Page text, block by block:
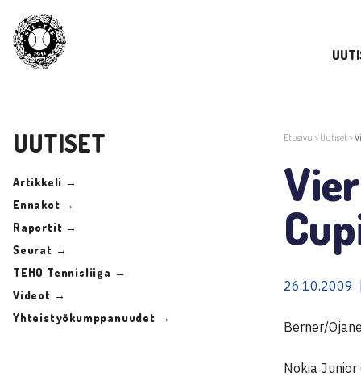
UUTISET
Artikkeli →
Ennakot →
Raportit →
Seurat →
TEHO Tennisliiga →
Videot →
Yhteistyökumppanuudet →
Etusivu > Uutiset>
26.10.2009
Berner/
Nokia